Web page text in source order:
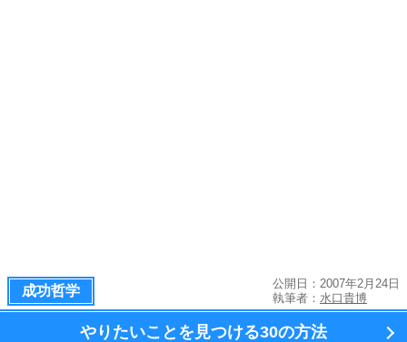
成功哲学
公開日：2007年2月24日
執筆者： 水口貴博
やりたいことを見つける30の方法